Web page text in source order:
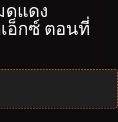
ดแดง
อ็กซ์ ตอนที่